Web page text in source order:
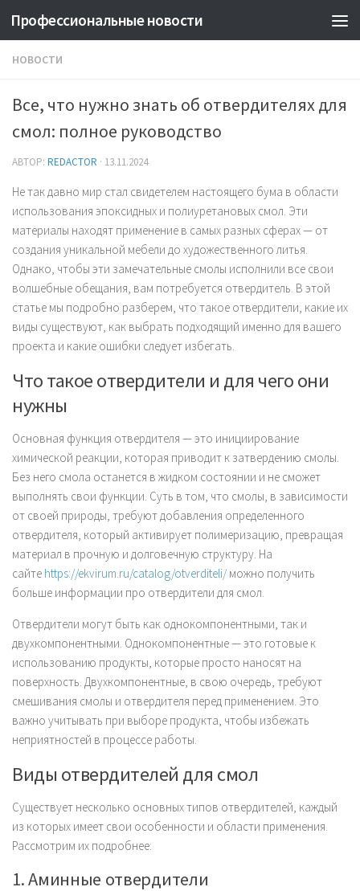
Профессиональные новости
НОВОСТИ
Все, что нужно знать об отвердителях для
смол: полное руководство
АВТОР: REDACTOR · 13.11.2024
Не так давно мир стал свидетелем настоящего бума в области
использования эпоксидных и полиуретановых смол. Эти
материалы находят применение в самых разных сферах — от
создания уникальной мебели до художественного литья.
Однако, чтобы эти замечательные смолы исполнили все свои
волшебные обещания, вам потребуется отвердитель. В этой
статье мы подробно разберем, что такое отвердители, какие их
виды существуют, как выбрать подходящий именно для вашего
проекта и какие ошибки следует избегать.
Что такое отвердители и для чего они
нужны
Основная функция отвердителя — это инициирование
химической реакции, которая приводит к затвердению смолы.
Без него смола останется в жидком состоянии и не сможет
выполнять свои функции. Суть в том, что смолы, в зависимости
от своей природы, требуют добавления определенного
отвердителя, который активирует полимеризацию, превращая
материал в прочную и долговечную структуру. На
сайте https://ekvirum.ru/catalog/otverditeli/ можно получить
больше информации про отвердители для смол.
Отвердители могут быть как однокомпонентными, так и
двухкомпонентными. Однокомпонентные — это готовые к
использованию продукты, которые просто наносят на
поверхность. Двухкомпонентные, в свою очередь, требуют
смешивания смолы и отвердителя перед применением. Это
важно учитывать при выборе продукта, чтобы избежать
неприятностей в процессе работы.
Виды отвердителей для смол
Существует несколько основных типов отвердителей, каждый
из которых имеет свои особенности и области применения.
Рассмотрим их подробнее:
1. Аминные отвердители